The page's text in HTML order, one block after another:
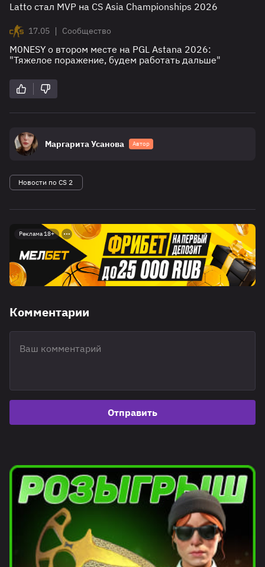
Latto стал MVP на CS Asia Championships 2026
17.05 | Сообщество
M0NESY о втором месте на PGL Astana 2026:
"Тяжелое поражение, будем работать дальше"
Маргарита Усанова Автор
Новости по CS 2
Реклама 18+
Комментарии
Отправить